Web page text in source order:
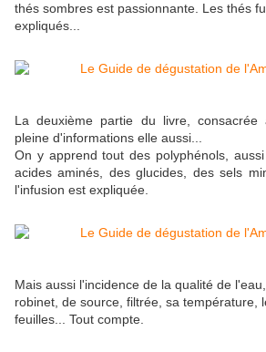
thés sombres est passionnante. Les thés
expliqués...
La deuxième partie du livre,
pleine d'informations elle aussi...
On y apprend tout des polyphénols,
acides aminés, des glucides, des sels
l'infusion est expliquée.
Mais aussi l'incidence de la qualité de
robinet, de source, filtrée, sa température,
feuilles... Tout compte.